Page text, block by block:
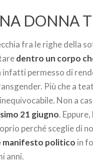
DONNA
fra le righe della
dentro un corpo
infatti permesso di
Più che a
Non a
21 giugno.
perché sceglie di
politico in
anni.